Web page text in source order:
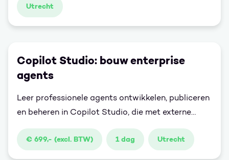
vaardigheden op, en past die elke dag direct toe in
Utrecht
Copilot Studio: bouw enterprise
agents
Leer professionele agents ontwikkelen, publiceren
en beheren in Copilot Studio, die met externe
systemen kunnen werken om taken voor jou uit te
voeren.
€ 699,- (excl. BTW) 1 dag Utrecht